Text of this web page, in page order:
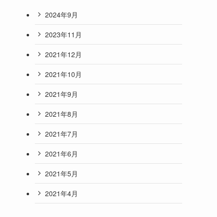
2024年9月
2023年11月
2021年12月
2021年10月
2021年9月
2021年8月
2021年7月
2021年6月
2021年5月
2021年4月